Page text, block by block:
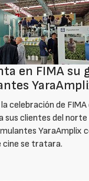
en FIMA su
celebración de
sus clientes del norte
YaraAmplix
cine se tratara.